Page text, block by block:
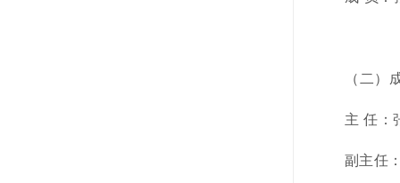
（二）
主 任：
副主任